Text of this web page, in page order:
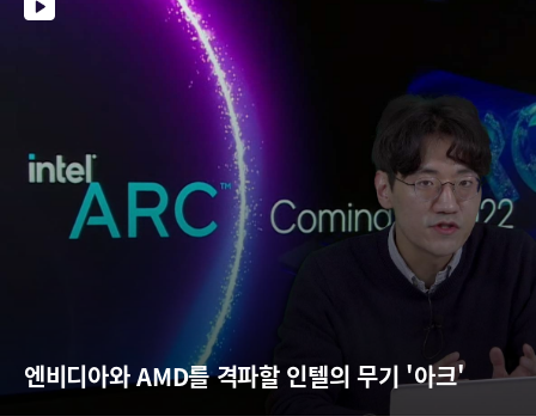
엔비디아와 AMD를 격파할 인텔의 무기 '아크'